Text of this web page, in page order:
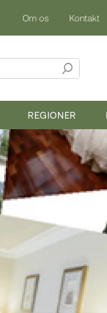
Om os Kontakt
REGIONER